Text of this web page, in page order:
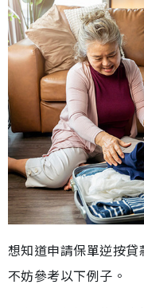
想知道申請保單逆按
不妨參考以下例子。